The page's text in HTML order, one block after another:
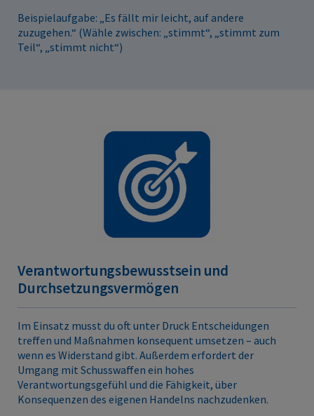
Beispielaufgabe: „Es fällt mir leicht, auf andere
zuzugehen.“ (Wähle zwischen: „stimmt“, „stimmt zum
Teil“, „stimmt nicht“)
Verantwortungsbewusstsein und
Durchsetzungsvermögen
Im Einsatz musst du oft unter Druck Entscheidungen
treffen und Maßnahmen konsequent umsetzen – auch
wenn es Widerstand gibt. Außerdem erfordert der
Umgang mit Schusswaffen ein hohes
Verantwortungsgefühl und die Fähigkeit, über
Konsequenzen des eigenen Handelns nachzudenken.